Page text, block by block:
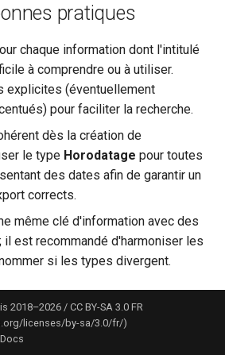
pratiques
chaque information dont l'intitulé
à comprendre ou à utiliser.
explicites (éventuellement
pour faciliter la recherche.
dès la création de
le type Horodatage pour toutes
des dates afin de garantir un
corrects.
même clé d'information avec des
est recommandé d'harmoniser les
si les types divergent.
/ CC BY-SA 3.0 FR
licenses/by-sa/3.0/fr/)